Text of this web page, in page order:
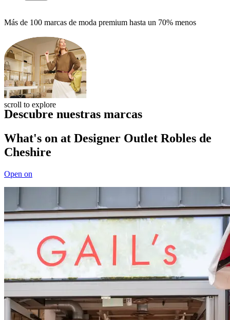
Más de 100 marcas de moda premium hasta un 70% menos
scroll to explore
Descubre nuestras marcas
What's on at Designer Outlet Robles de
Cheshire
Open on